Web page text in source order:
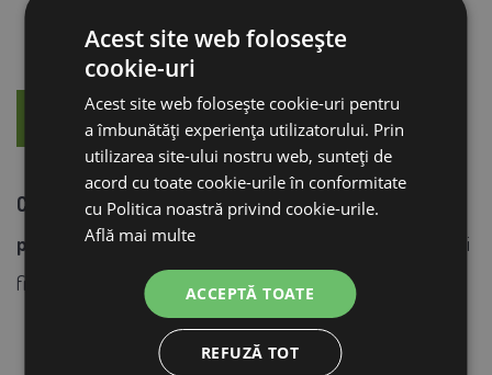
DESCRIERE CONSILIERE
Coș de aspirație din alamă pentru toate tipurile de
pompe
pentru pășuni, cu clapetă de reținere, filet interior și
filtru din oțel inoxidabil.
Atașamentul pentru furtun nu este inclus.
Acest site web folosește
cookie-uri
Acest site web folosește cookie-uri pentru
a îmbunătăți experiența utilizatorului. Prin
utilizarea site-ului nostru web, sunteți de
acord cu toate cookie-urile în conformitate
cu Politica noastră privind cookie-urile.
Află mai multe
ACCEPTĂ TOATE
REFUZĂ TOT